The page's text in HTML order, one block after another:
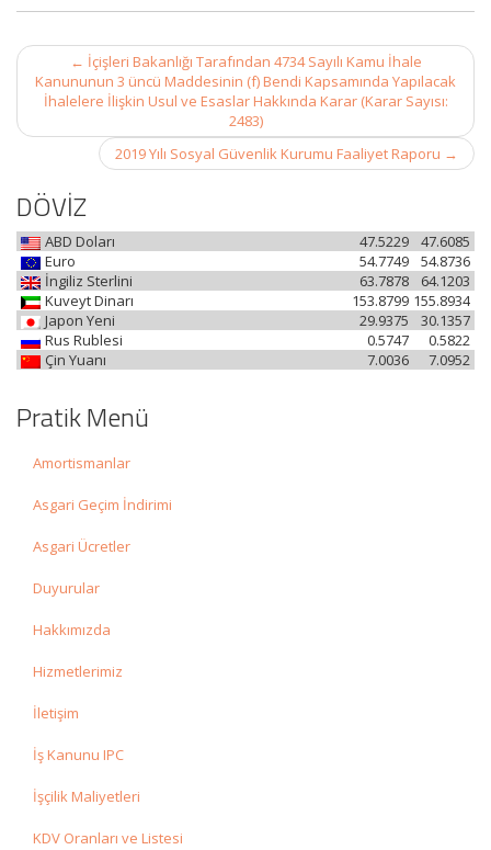
Post
navigation
← İçişleri Bakanlığı Tarafından 4734 Sayılı Kamu İhale
Kanununun 3 üncü Maddesinin (f) Bendi Kapsamında Yapılacak
İhalelere İlişkin Usul ve Esaslar Hakkında Karar (Karar Sayısı:
2483)
2019 Yılı Sosyal Güvenlik Kurumu Faaliyet Raporu →
DÖVİZ
ABD Doları 47.6085
47.5229
Euro
54.8736
54.7749
İngiliz Sterlini
64.1203
63.7878
Kuveyt Dinarı
155.8934
153.8799
Japon Yeni
30.1357
29.9375
Rus Rublesi
0.5822
0.5747
Çin Yuanı
7.0952
7.0036
Pratik Menü
Amortismanlar
Asgari Geçim İndirimi
Asgari Ücretler
Duyurular
Hakkımızda
Hizmetlerimiz
İletişim
İş Kanunu IPC
İşçilik Maliyetleri
KDV Oranları ve Listesi